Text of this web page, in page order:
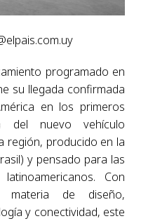
programado en
su llegada confirmada
en los primeros
nuevo vehículo
región, producido en la
y pensado para las
Con
materia de diseño,
y conectividad, este